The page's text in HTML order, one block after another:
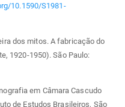
10.1590/S1981-
dos mitos. A fabricação do
1920-1950). São Paulo:
em Câmara Cascudo
de Estudos Brasileiros, São